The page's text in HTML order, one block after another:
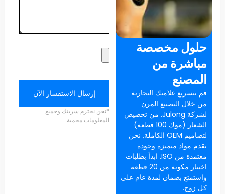
إرسال الاستفسار الآن
*نحن نحترم سريتك وجميع
المعلومات محمية.
حلول مخصصة
مباشرة من
المصنع
قم بتسريع علامتك التجارية
من خلال التصنيع المرن
لشركة Julong. من تخصيص
الشعار (موك 100 قطعة)
لتصاميم OEM الكاملة, نحن
نقدم مواد متميزة وجودة
معتمدة من ISO. ابدأ بطلبات
اختبار مكونة من 20 قطعة
واستمتع بضمان لمدة عام على
كل زوج.